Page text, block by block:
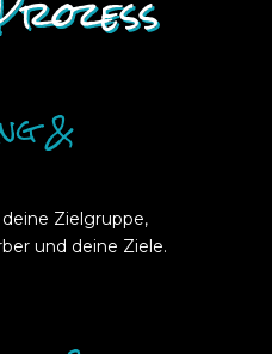
&
Zielgruppe,
und deine Ziele.